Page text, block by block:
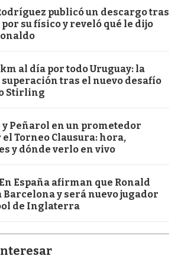
publicó un descargo tras
su físico y reveló qué le dijo
al día por todo Uruguay: la
tras el nuevo desafío
Stirling
y Peñarol en un prometedor
Torneo Clausura: hora,
y dónde verlo en vivo
España afirman que Ronald
Barcelona y será nuevo jugador
de Inglaterra